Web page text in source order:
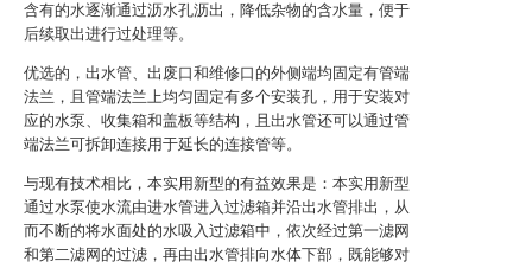
含有的水逐渐通过沥水孔沥出，降低杂物的含水量，便于
后续取出进行过处理等。
优选的，出水管、出废口和维修口的外侧端均固定有管端
法兰，且管端法兰上均匀固定有多个安装孔，用于安装对
应的水泵、收集箱和盖板等结构，且出水管还可以通过管
端法兰可拆卸连接用于延长的连接管等。
与现有技术相比，本实用新型的有益效果是：本实用新型
通过水泵使水流由进水管进入过滤箱并沿出水管排出，从
而不断的将水面处的水吸入过滤箱中，依次经过第一滤网
和第二滤网的过滤，再由出水管排向水体下部，既能够对